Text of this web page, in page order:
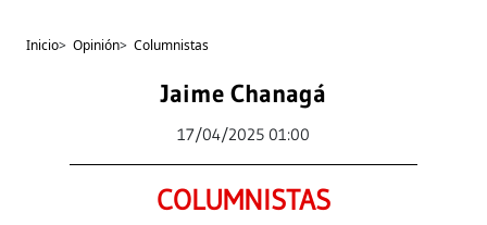
Inicio> Opinión> Columnistas
Jaime Chanagá
17/04/2025 01:00
COLUMNISTAS